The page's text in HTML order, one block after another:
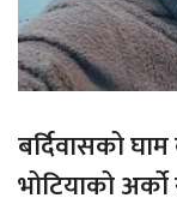
बर्दिवासको
भोटियाको